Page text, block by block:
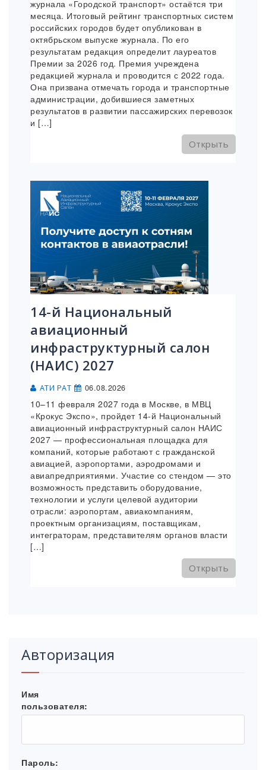
журнала «Городской транспорт» остаётся три
месяца. Итоговый рейтинг транспортных систем
российских городов будет опубликован в
октябрьском выпуске журнала. По его
результатам редакция определит лауреатов
Премии за 2026 год. Премия учреждена
редакцией журнала и проводится с 2022 года.
Она призвана отмечать города и транспортные
администрации, добившиеся заметных
результатов в развитии пассажирских перевозок
и […]
Открыть
14-й Национальный
авиационный
инфраструктурный салон
(НАИС) 2027
АТИ РАТ 06.08.2026
10–11 февраля 2027 года в Москве, в МВЦ
«Крокус Экспо», пройдет 14-й Национальный
авиационный инфраструктурный салон НАИС
2027 — профессиональная площадка для
компаний, которые работают с гражданской
авиацией, аэропортами, аэродромами и
авиапредприятиями. Участие со стендом — это
возможность представить оборудование,
технологии и услуги целевой аудитории
отрасли: аэропортам, авиакомпаниям,
проектным организациям, поставщикам,
интеграторам, представителям органов власти
[…]
Открыть
Авторизация
Имя
пользователя:
Пароль: